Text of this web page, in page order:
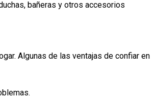
bañeras y otros accesorios
Algunas de las ventajas de confiar en